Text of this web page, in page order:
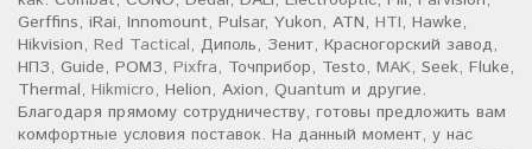
Gerffins, iRai, Innomount, Pulsar, Yukon, ATN, HTI, Hawke,
Hikvision, Red Tactical, Диполь, Зенит, Красногорский завод,
НПЗ, Guide, РОМЗ, Pixfra, Точприбор, Testo, MAK, Seek, Fluke,
Thermal, Hikmicro, Helion, Axion, Quantum и другие.
Благодаря прямому сотрудничеству, готовы предложить вам
комфортные условия поставок. На данный момент, у нас